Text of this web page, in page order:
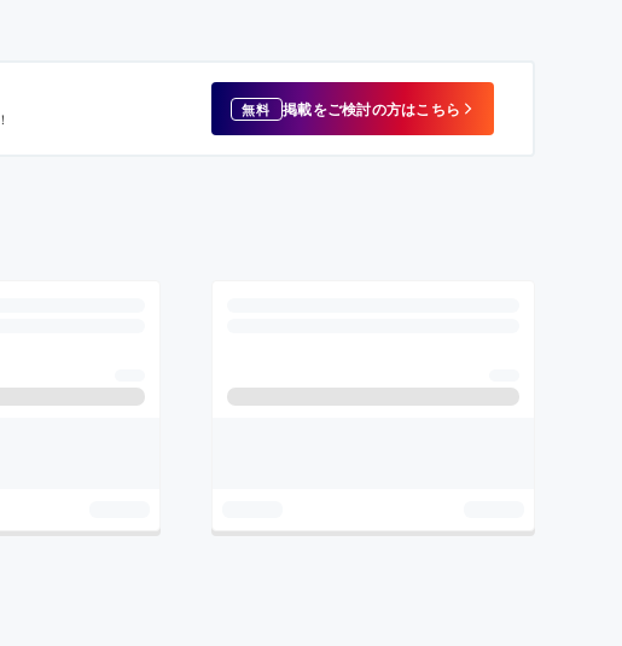
無料 掲載をご検討の方はこちら